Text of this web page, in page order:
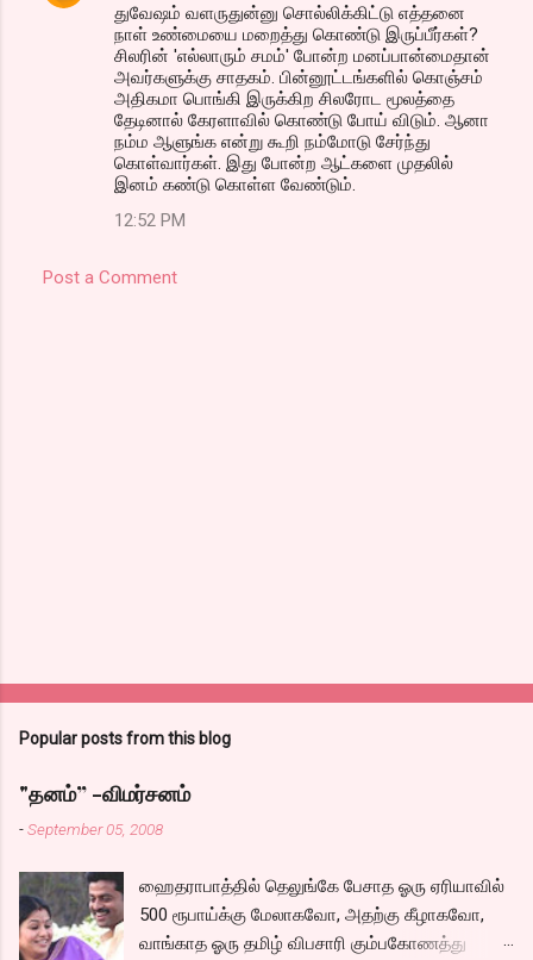
துவேஷம் வளருதுன்னு சொல்லிக்கிட்டு எத்தனை
நாள் உண்மையை மறைத்து கொண்டு இருப்பீர்கள்?
சிலரின் 'எல்லாரும் சமம்' போன்ற மனப்பான்மைதான்
அவர்களுக்கு சாதகம். பின்னூட்டங்களில் கொஞ்சம்
அதிகமா பொங்கி இருக்கிற சிலரோட மூலத்தை
தேடினால் கேரளாவில் கொண்டு போய் விடும். ஆனா
நம்ம ஆளுங்க என்று கூறி நம்மோடு சேர்ந்து
கொள்வார்கள். இது போன்ற ஆட்களை முதலில்
இனம் கண்டு கொள்ள வேண்டும்.
12:52 PM
Post a Comment
Popular posts from this blog
"தனம்” -விமர்சனம்
-September 05, 2008
ஹைதராபாத்தில் தெலுங்கே பேசாத ஓரு ஏரியாவில்
500 ரூபாய்க்கு மேலாகவோ, அதற்கு கீழாகவோ,
வாங்காத ஓரு தமிழ் விபசாரி கும்பகோணத்து